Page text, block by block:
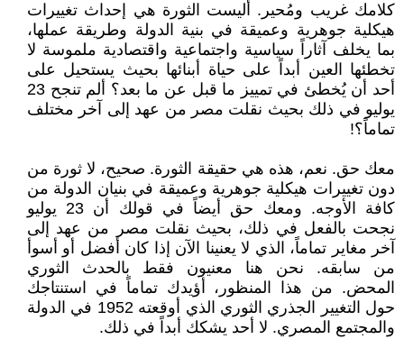
كلامك غريب ومُحير. أليست الثورة هي إحداث تغييرات
هيكلية جوهرية وعميقة في بنية الدولة وطريقة عملها،
بما يخلف آثاراً سياسية واجتماعية واقتصادية ملموسة لا
تخطئها العين أبداً على حياة أبنائها بحيث يستحيل على
أحد أن يُخطئ في تمييز ما قبل عن ما بعد؟ ألم تنجح 23
يوليو في ذلك بحيث نقلت مصر من عهد إلى آخر مختلف
تماماً؟!
معك حق. نعم، هذه هي حقيقة الثورة. صحيح، لا ثورة من
دون تغييرات هيكلية جوهرية وعميقة في بنيان الدولة من
كافة الأوجه. ومعك حق أيضاً في قولك أن 23 يوليو
نجحت بالفعل في ذلك، بحيث نقلت مصر من عهد إلى
آخر مغاير تماماً، الذي لا يعنينا الآن إذا كان أفضل أو أسوأ
من سابقه. نحن هنا معنيون فقط بالحدث الثوري
المحض. من هذا المنظور، أؤيدك تماماً في استنتاجك
حول التغيير الجذري الثوري الذي أوقعته 1952 في الدولة
والمجتمع المصري. لا أحد يشكك أبداً في ذلك.